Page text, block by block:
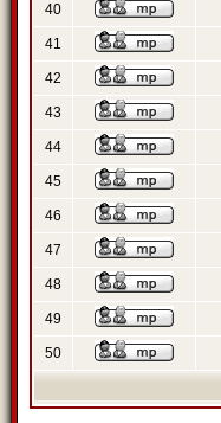
40
41
42
43
44
45
46
47
48
49
50